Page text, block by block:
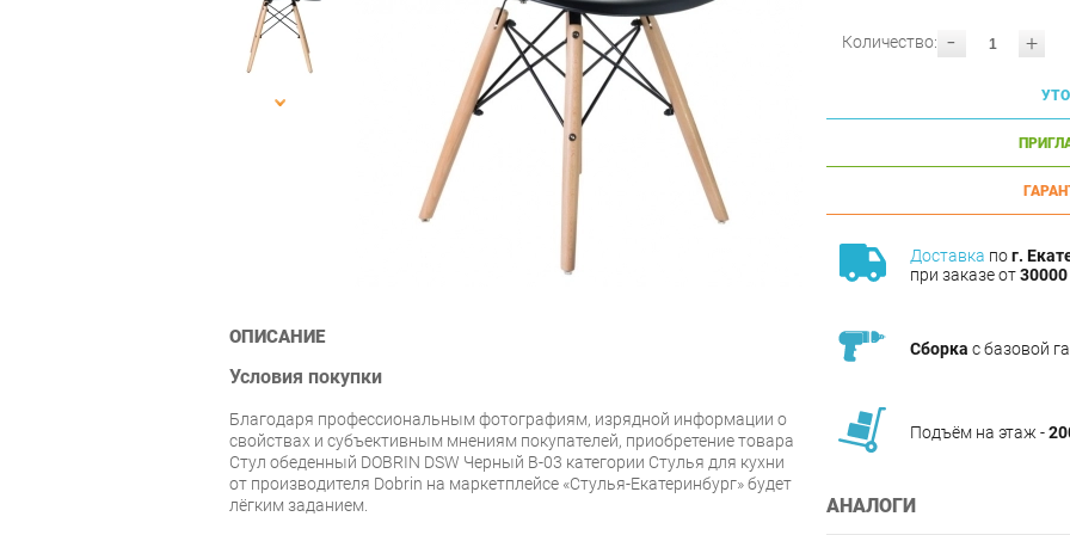
- +
Количество:
Доставка пог.
при заказе от30000
Сборка с базовой
Подъём на этаж -
АНАЛОГИ
ОПИСАНИЕ
Условия покупки
Благодаря профессиональным фотографиям, изрядной информации о
свойствах и субъективным мнениям покупателей, приобретение товара
Стул обеденный DOBRIN DSW Черный B-03 категории Стулья для кухни
от производителя Dobrin на маркетплейсе «Стулья-Екатеринбург» будет
лёгким заданием.